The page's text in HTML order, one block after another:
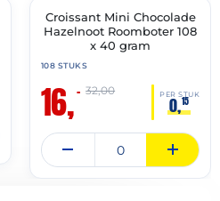
🔥 OP=OP
Croissant Mini Chocolade
Hazelnoot Roomboter 108
x 40 gram
108 STUKS
16,– PER STUK
0,15
32,00